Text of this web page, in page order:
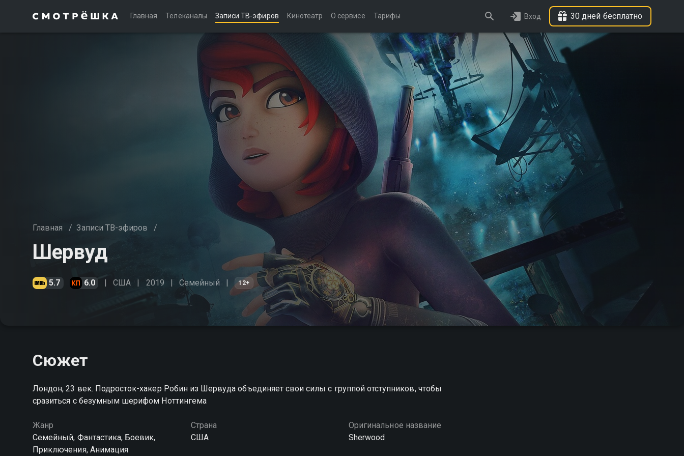
Главная Телеканалы Записи ТВ-эфиров Кинотеатр О сервисе Тарифы Вход 30 дней бесплатно
Главная / Записи ТВ-эфиров /
Шервуд
5.7 6.0 США 2019 Cемейный 12+
Сюжет
Лондон, 23 век. Подросток-хакер Робин из Шервуда объединяет свои силы с группой отступников, чтобы
сразиться с безумным шерифом Ноттингема
Жанр
Cемейный, Фантастика, Боевик,
Приключения, Анимация
Страна
США
Оригинальное название
Sherwood